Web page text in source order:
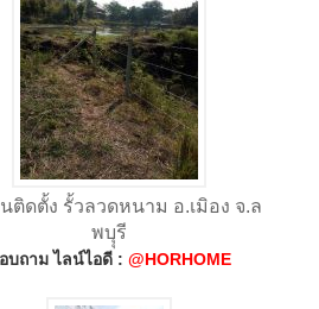
ติดตั้ง รั้วลวดหนาม อ.เมิอง จ.ล
พบุุรี
บถาม ไลน์ไอดี : @HORHOME